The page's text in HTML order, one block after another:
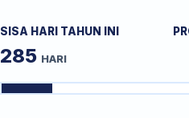
SISA HARI TAHUN INI
285 HARI